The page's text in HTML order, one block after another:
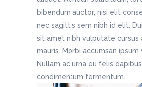
bibendum auctor, nisi elit
nec sagittis sem nibh id elit.
sit amet nibh vulputate cursus
mauris. Morbi accumsan ipsum
Nullam ac urna eu felis dapibus
condimentum fermentum.